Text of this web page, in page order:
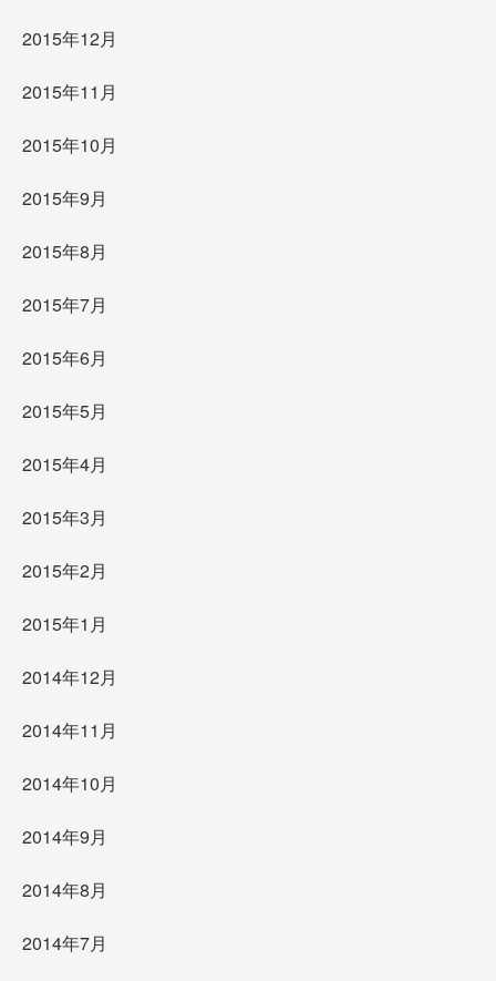
2015年12月
2015年11月
2015年10月
2015年9月
2015年8月
2015年7月
2015年6月
2015年5月
2015年4月
2015年3月
2015年2月
2015年1月
2014年12月
2014年11月
2014年10月
2014年9月
2014年8月
2014年7月